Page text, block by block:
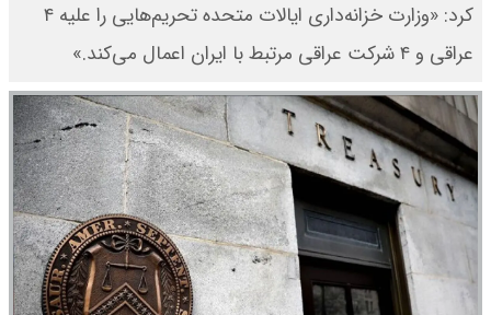
کرد: «وزارت خزانه‌داری ایالات متحده تحریم‌هایی را علیه ۴
عراقی و ۴ شرکت عراقی مرتبط با ایران اعمال می‌کند.»